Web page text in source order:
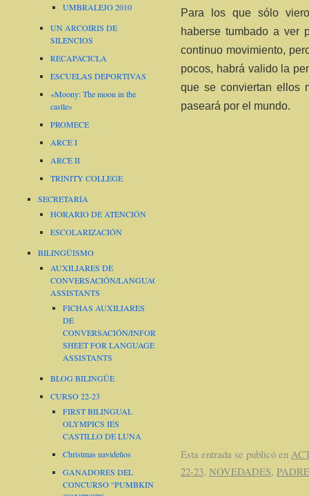
Para los que sólo
haberse tumbado a ver
continuo movimiento,
pocos, habrá valido la
que se conviertan ellos
paseará por el mundo.
Esta entrada se publicó en
22-23, NOVEDADES,
UMBRALEJO 2010
UN ARCOIRIS DE
SILENCIOS
RECAPACICLA
ESCUELAS DEPORTIVAS
«Moony: The moon in the
castle»
PROMECE
ARCE I
ARCE II
TRINITY COLLEGE
SECRETARÍA
HORARIO DE ATENCIÓN
ESCOLARIZACIÓN
BILINGÜISMO
AUXILIARES DE
CONVERSACIÓN/LANGUAGE
ASSISTANTS
FICHAS AUXILIARES
DE
CONVERSACIÓN/INFORMATION
SHEET FOR LANGUAGE
ASSISTANTS
BLOG BILINGÜE
CURSO 22-23
FIRST BILINGUAL
OLYMPICS IES
CASTILLO DE LUNA
Christmas navideños
GANADORES DEL
CONCURSO “PUMBKIN